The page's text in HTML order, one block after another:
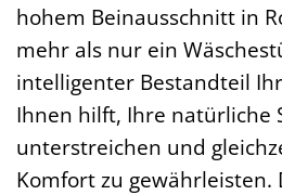
hohem Beinausschnitt in
mehr als nur ein
intelligenter Bestandteil
Ihnen hilft, Ihre natürliche
unterstreichen und
Komfort zu gewährleisten.